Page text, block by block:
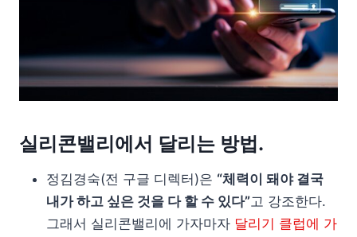
실리콘밸리에서 달리는 방법.
정김경숙(전 구글 디렉터)은 “체력이 돼야 결국
내가 하고 싶은 것을 다 할 수 있다”고 강조한다.
그래서 실리콘밸리에 가자마자 달리기 클럽에 가